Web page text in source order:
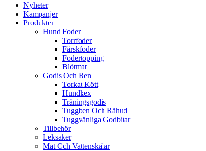
Nyheter
Kampanjer
Produkter
Hund Foder
Torrfoder
Färskfoder
Fodertopping
Blötmat
Godis Och Ben
Torkat Kött
Hundkex
Träningsgodis
Tuggben Och Råhud
Tuggvänliga Godbitar
Tillbehör
Leksaker
Mat Och Vattenskålar